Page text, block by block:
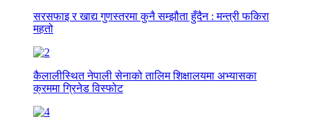
सरसफाइ र खाद्य गुणस्तरमा कुनै सम्झौता हुँदैन : मन्त्री फकिरा
महतो
कैलालीस्थित नेपाली सेनाको तालिम शिक्षालयमा अभ्यासका
क्रममा ग्रिनेड विस्फोट